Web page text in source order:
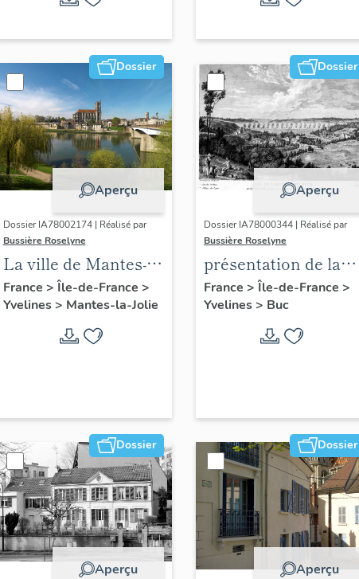
Dossier
Aperçu
Dossier IA78002174 | Réalisé par
Bussière Roselyne
La ville de Mantes-la-
Jolie
France > Île-de-France >
Yvelines> Mantes-la-Jolie
Dossier
Aperçu
Dossier IA78000344 | Réalisé par
Bussière Roselyne
présentation de la
commune de Buc
France > Île-de-France >
Yvelines> Buc
Dossier
Aperçu
Dossier
Aperçu